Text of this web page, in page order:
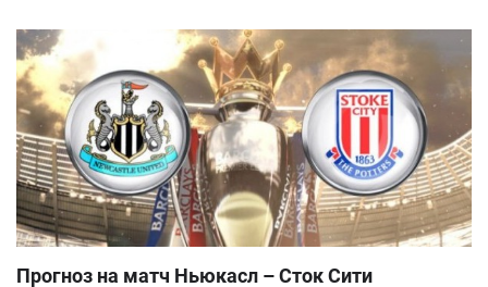
Прогноз на матч Ньюкасл – Сток Сити